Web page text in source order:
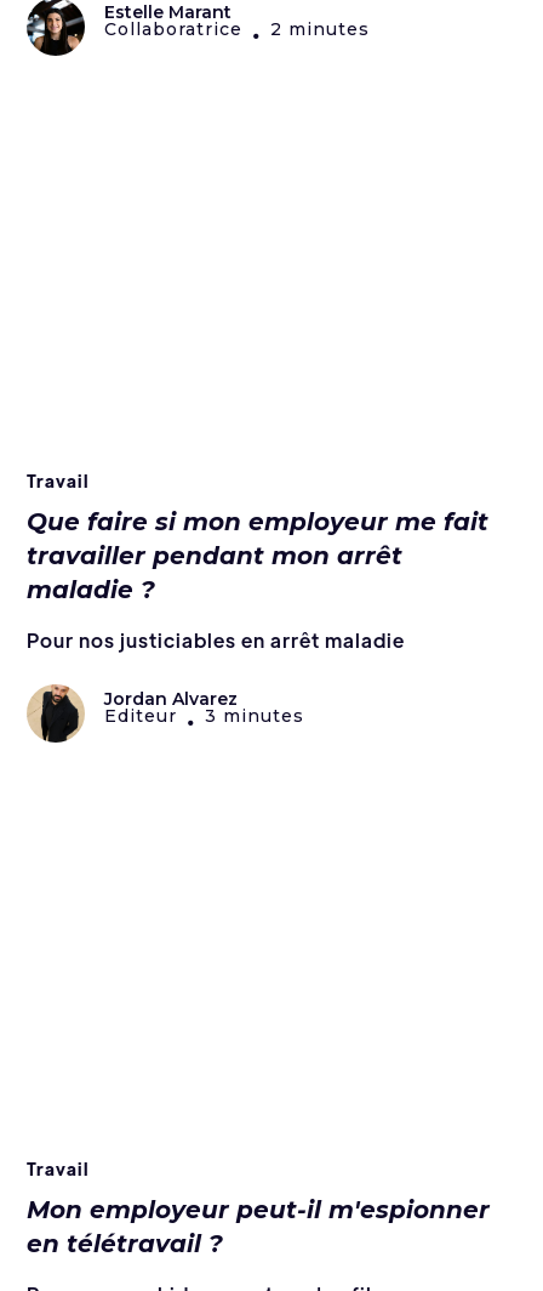
Estelle Marant
Collaboratrice • 2 minutes
Travail
Que faire si mon employeur me fait
travailler pendant mon arrêt
maladie ?
Pour nos justiciables en arrêt maladie
Jordan Alvarez
Editeur • 3 minutes
Travail
Mon employeur peut-il m'espionner
en télétravail ?